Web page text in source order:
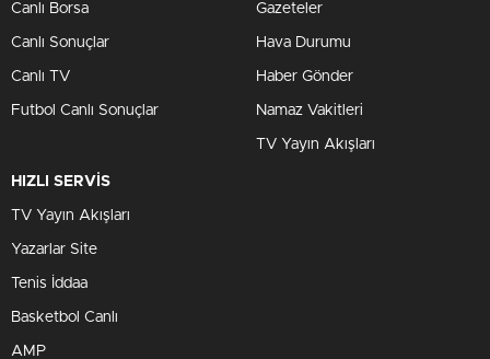
Canlı Borsa
Canlı Sonuçlar
Canlı TV
Futbol Canlı Sonuçlar
Gazeteler
Hava Durumu
Haber Gönder
Namaz Vakitleri
TV Yayın Akışları
HIZLI SERVİS
TV Yayın Akışları
Yazarlar Site
Tenis İddaa
Basketbol Canlı
AMP